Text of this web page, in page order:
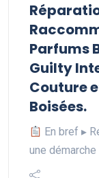
Parfums
Guilty
Couture
Boisées.
En bref ▸
une